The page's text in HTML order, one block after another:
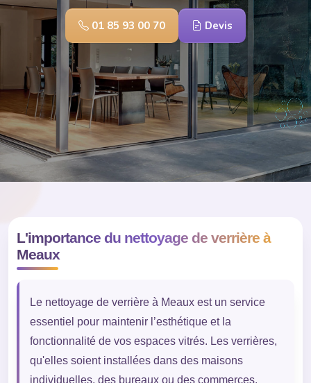
01 85 93 00 70 Devis
L'importance du nettoyage de verrière à
Meaux
Le nettoyage de verrière à Meaux est un service
essentiel pour maintenir l’esthétique et la
fonctionnalité de vos espaces vitrés. Les verrières,
qu'elles soient installées dans des maisons
individuelles, des bureaux ou des commerces,